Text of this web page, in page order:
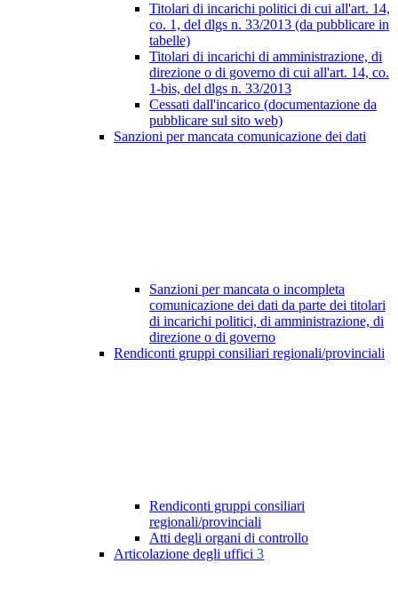
Titolari di incarichi politici di cui all'art. 14,
co. 1, del dlgs n. 33/2013 (da pubblicare in
tabelle)
Titolari di incarichi di amministrazione, di
direzione o di governo di cui all'art. 14, co.
1-bis, del dlgs n. 33/2013
Cessati dall'incarico (documentazione da
pubblicare sul sito web)
Sanzioni per mancata comunicazione dei dati
Sanzioni per mancata o incompleta
comunicazione dei dati da parte dei titolari
di incarichi politici, di amministrazione, di
direzione o di governo
Rendiconti gruppi consiliari regionali/provinciali
Rendiconti gruppi consiliari
regionali/provinciali
Atti degli organi di controllo
Articolazione degli uffici 3